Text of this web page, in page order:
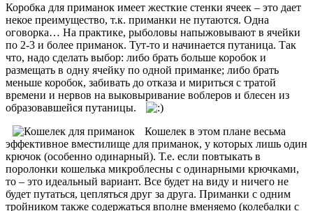
Коробка для приманок имеет жесткие стенки ячеек – это дает
некое преимущество, т.к. приманки не путаются. Одна
оговорка… На практике, рыболовы напыжовывают в ячейки
по 2-3 и более приманок. Тут-то и начинается путаница. Так
что, надо сделать выбор: либо брать больше коробок и
размещать в одну ячейку по одной приманке; либо брать
меньше коробок, забивать до отказа и мириться с тратой
времени и нервов на выковыривание воблеров и блесен из
образовавшейся путаницы.
Кошелек в этом плане весьма
эффективное вместилище для приманок, у которых лишь один
крючок (особенно одинарный). Т.е. если повтыкать в
поролонки кошелька микроблесны с одинарными крючками,
то – это идеальный вариант. Все будет на виду и ничего не
будет путаться, цепляться друг за друга. Приманки с одним
тройником также содержаться вполне вменяемо (колебалки с